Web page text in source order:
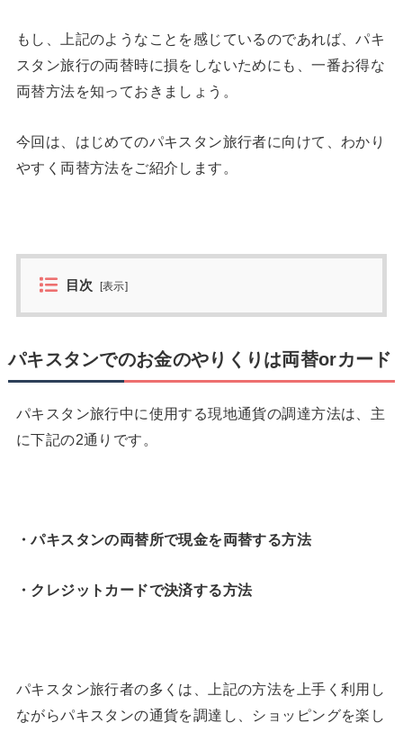
もし、上記のようなことを感じているのであれば、パキ
スタン旅行の両替時に損をしないためにも、一番お得な
両替方法を知っておきましょう。
今回は、はじめてのパキスタン旅行者に向けて、わかり
やすく両替方法をご紹介します。
目次 [表示]
パキスタンでのお金のやりくりは両替orカード
パキスタン旅行中に使用する現地通貨の調達方法は、主
に下記の2通りです。
・パキスタンの両替所で現金を両替する方法
・クレジットカードで決済する方法
パキスタン旅行者の多くは、上記の方法を上手く利用し
ながらパキスタンの通貨を調達し、ショッピングを楽し